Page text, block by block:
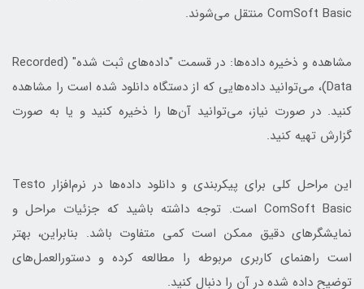
ComSoft Basic منتقل می‌شوند.
مشاهده و ذخیره داده‌ها: در قسمت "داده‌های ثبت شده" (Recorded
Data)، می‌توانید داده‌هایی که از دستگاه دانلود شده است را مشاهده
کنید. در صورت نیاز، می‌توانید آن‌ها را ذخیره کنید و یا به صورت
گزارش تهیه کنید.
این مراحل کلی برای پیکربندی و دانلود داده‌ها در نرم‌افزار Testo
ComSoft Basic است. توجه داشته باشید که جزئیات مراحل و
نمایشگرهای دقیق ممکن است کمی متفاوت باشد. بنابراین، بهتر
است راهنمای کاربری مربوطه را مطالعه کرده و دستورالعمل‌های
توضیح داده شده در آن را دنبال کنید.